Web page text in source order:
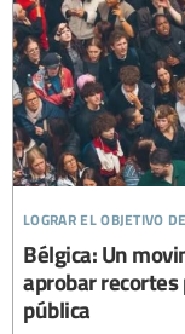
lograr el objetivo
Bélgica: Un
aprobar
pública